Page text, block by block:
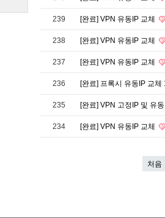
239 [완료] VPN 유동IP 교체
238 [완료] VPN 유동IP 교체
237 [완료] VPN 유동IP 교체
236 [완료] 프록시 유동IP 교
235 [완료] VPN 고정IP 및 유
234 [완료] VPN 유동IP 교체
처음